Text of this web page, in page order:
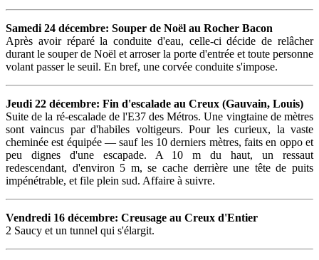
Samedi 24 décembre: Souper de Noël au Rocher Bacon
Après avoir réparé la conduite d'eau, celle-ci décide de relâcher
durant le souper de Noël et arroser la porte d'entrée et toute personne
volant passer le seuil. En bref, une corvée conduite s'impose.
Jeudi 22 décembre: Fin d'escalade au Creux (Gauvain, Louis)
Suite de la ré-escalade de l'E37 des Métros. Une vingtaine de mètres
sont vaincus par d'habiles voltigeurs. Pour les curieux, la vaste
cheminée est équipée — sauf les 10 derniers mètres, faits en oppo et
peu dignes d'une escapade. A 10 m du haut, un ressaut
redescendant, d'environ 5 m, se cache derrière une tête de puits
impénétrable, et file plein sud. Affaire à suivre.
Vendredi 16 décembre: Creusage au Creux d'Entier
2 Saucy et un tunnel qui s'élargit.